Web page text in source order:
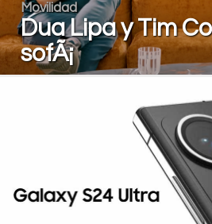
Movilidad
Dua Lipa y Tim
sofÃ¡